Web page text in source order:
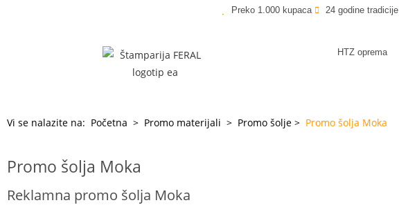
Preko 1.000 kupaca 24 godine tradicije
HTZ oprema
Vi se nalazite na: Početna > Promo materijali > Promo šolje > Promo šolja Moka
Promo šolja Moka
Reklamna promo šolja Moka